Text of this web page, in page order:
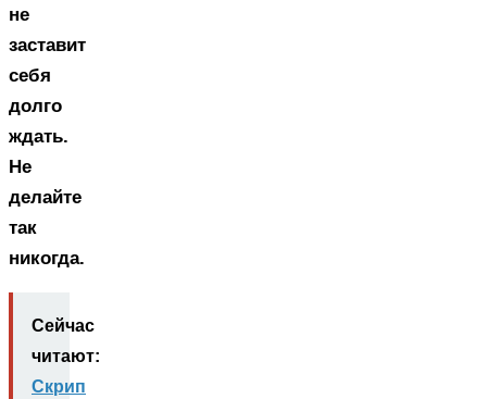
не
заставит
себя
долго
ждать.
Не
делайте
так
никогда.
Сейчас
читают:
Скрип